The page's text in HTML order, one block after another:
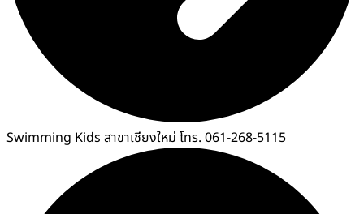
Swimming Kids สาขาเชียงใหม่ โทร. 061-268-5115